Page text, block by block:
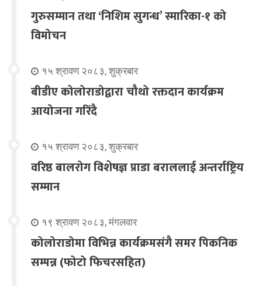
गुरुसम्मान तथा ‘निशिम सुगन्ध’ स्मारिका-१ को
विमोचन
१५ श्रावण २०८३, शुक्रबार
बीडीए कोलोराडोद्वारा चौथो रक्तदान कार्यक्रम
आयोजना गरिंदै
१५ श्रावण २०८३, शुक्रबार
वरिष्ठ बालरोग विशेषज्ञ प्राडा बराललाई अन्तर्राष्ट्रिय
सम्मान
१९ श्रावण २०८३, मंगलवार
कोलोराडोमा विभिन्न कार्यक्रमसंगै समर पिकनिक
सम्पन्न (फोटो फिचरसहित)